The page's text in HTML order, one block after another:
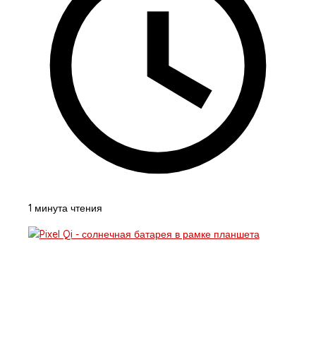
1 минута чтения